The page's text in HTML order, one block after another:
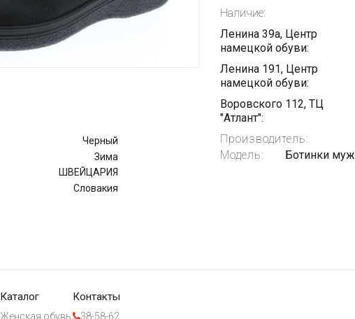
Черный
Зима
ШВЕЙЦАРИЯ
Словакия
Наличие:
Ленина 39а, Центр
намецкой обуви:
Ленина 191, Центр
намецкой обуви:
Воровского 112, ТЦ
"Атлант":
Производитель:
Модель:
Ботинки
Каталог
Женская обувь
Контакты
38-58-62